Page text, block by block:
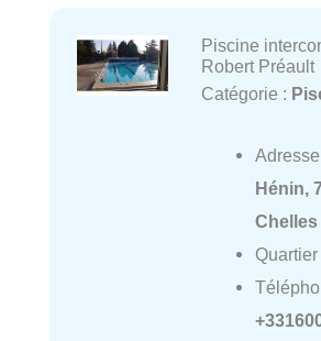
Piscine
Robert Préault
Catégorie :
Hénin,
Chelles
Quartier